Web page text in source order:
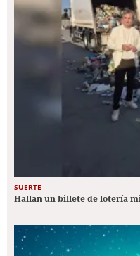
SUERTE
Hallan un billete de lotería